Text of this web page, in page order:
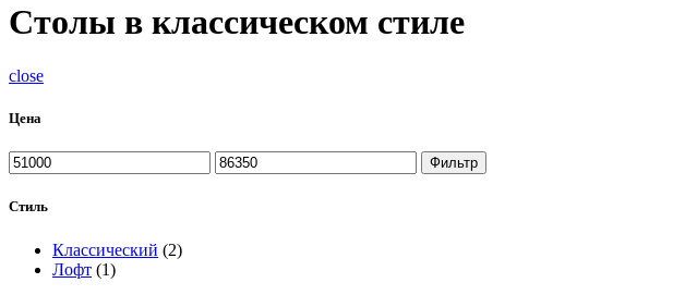
Столы в классическом стиле
close
Цена
Фильтр
Стиль
Классический (2)
Лофт (1)